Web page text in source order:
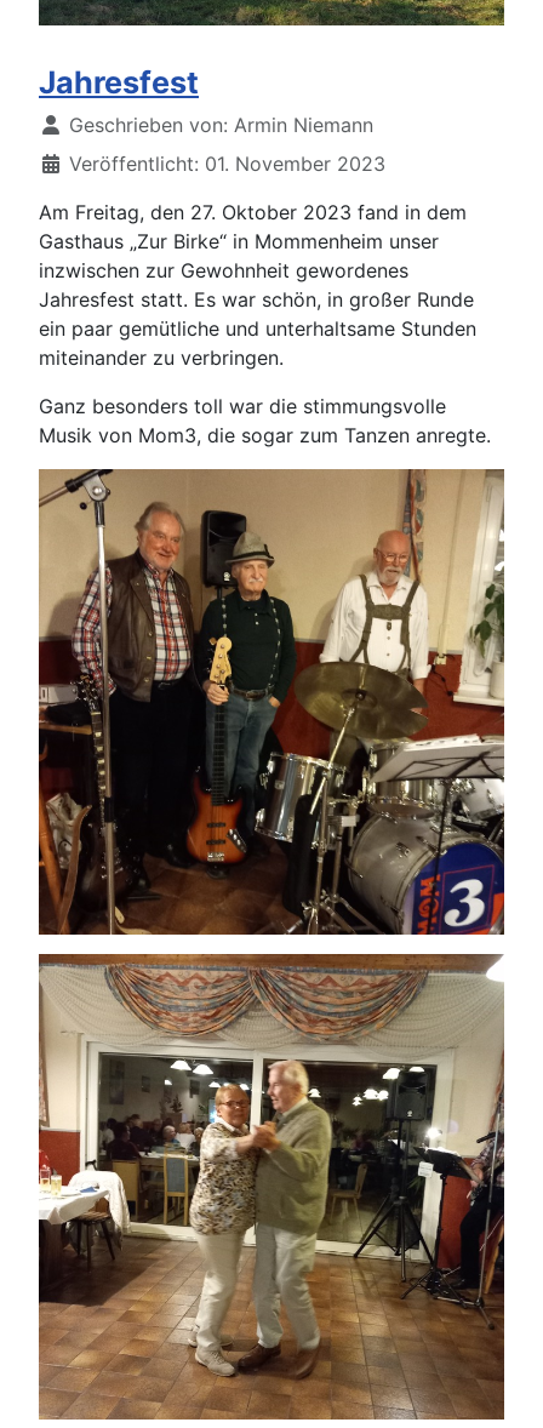
Jahresfest
Details
Geschrieben von: Armin Niemann
Veröffentlicht: 01. November 2023
Am Freitag, den 27. Oktober 2023 fand in dem
Gasthaus „Zur Birke“ in Mommenheim unser
inzwischen zur Gewohnheit gewordenes
Jahresfest statt. Es war schön, in großer Runde
ein paar gemütliche und unterhaltsame Stunden
miteinander zu verbringen.
Ganz besonders toll war die stimmungsvolle
Musik von Mom3, die sogar zum Tanzen anregte.